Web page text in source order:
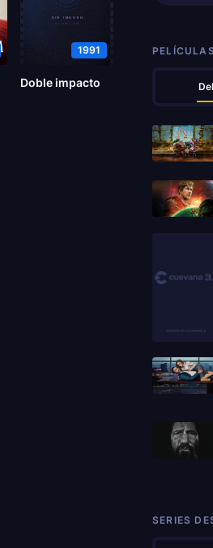
1991
Doble impacto
SERIES